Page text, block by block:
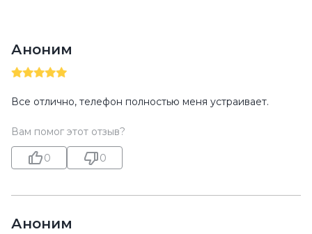
Аноним
Все отлично, телефон полностью меня устраивает.
Вам помог этот отзыв?
0 0
Аноним